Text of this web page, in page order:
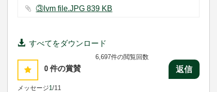
③lvm file.JPG ‏839 KB
すべてをダウンロード
0 件の賞賛
メッセージ1/11
6,697件の閲覧回数
返信